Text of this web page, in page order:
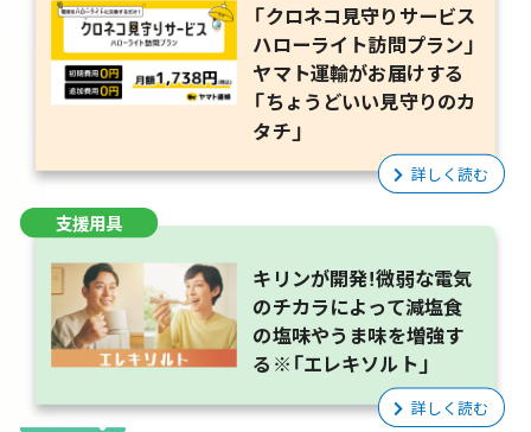
「クロネコ見守りサービス
ハローライト訪問プラン」
ヤマト運輸がお届けする
「ちょうどいい見守りのカ
タチ」
詳しく読む
キリンが開発！微弱な電気
のチカラによって減塩食
の塩味やうま味を増強す
る※「エレキソルト」
支援用具
詳しく読む